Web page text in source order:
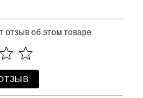
отзыв об этом товаре